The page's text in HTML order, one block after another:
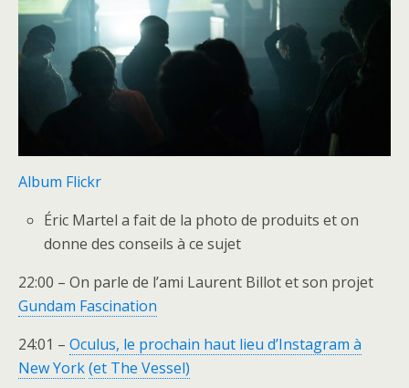
Album Flickr
Éric Martel a fait de la photo de produits et on
donne des conseils à ce sujet
22:00 – On parle de l’ami Laurent Billot et son projet
Gundam Fascination
24:01 – Oculus, le prochain haut lieu d’Instagram à
New York(et The Vessel)